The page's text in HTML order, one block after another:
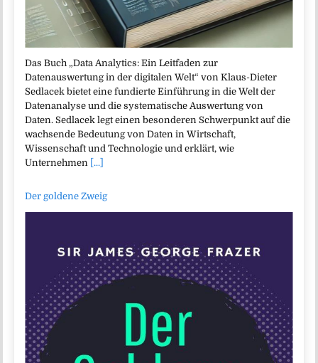
Das Buch „Data Analytics: Ein Leitfaden zur
Datenauswertung in der digitalen Welt“ von Klaus-Dieter
Sedlacek bietet eine fundierte Einführung in die Welt der
Datenanalyse und die systematische Auswertung von
Daten. Sedlacek legt einen besonderen Schwerpunkt auf die
wachsende Bedeutung von Daten in Wirtschaft,
Wissenschaft und Technologie und erklärt, wie
Unternehmen [...]
Der goldene Zweig